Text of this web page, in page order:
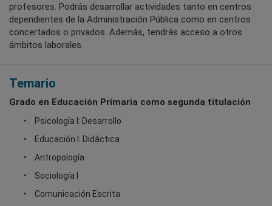
profesores. Podrás desarrollar actividades tanto en centros
dependientes de la Administración Pública como en centros
concertados o privados. Además, tendrás acceso a otros
ámbitos laborales.
Temario
Grado en Educación Primaria como segunda titulación
Psicología I: Desarrollo
Educación I: Didáctica
Antropología
Sociología I
Comunicación Escrita